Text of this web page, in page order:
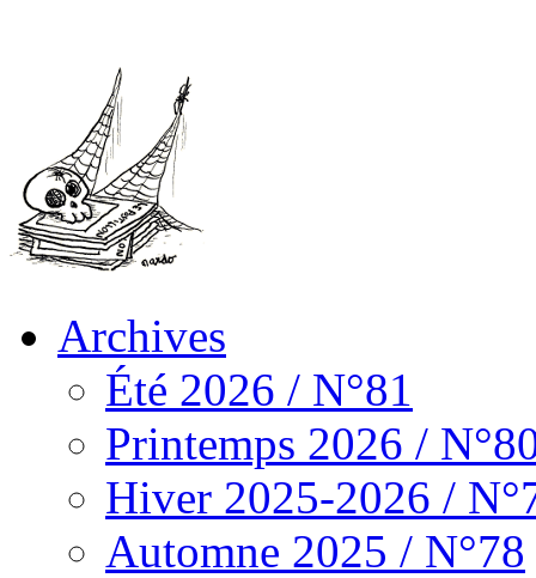
Archives
Été 2026 / N°81
Printemps 2026 /
Hiver 2025-2026 /
Automne 2025 / N°78